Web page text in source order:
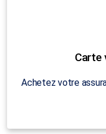
Carte
Achetez votre